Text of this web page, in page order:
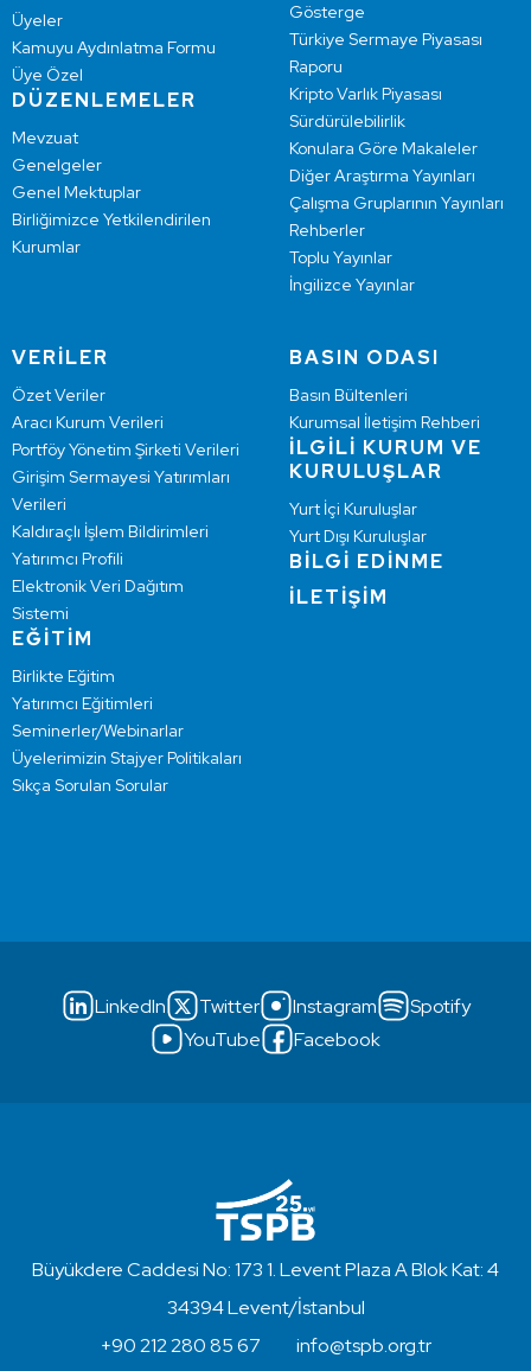
Üyeler
Kamuyu Aydınlatma Formu
Üye Özel
DÜZENLEMELER
Mevzuat
Genelgeler
Genel Mektuplar
Birliğimizce Yetkilendirilen
Kurumlar
Gösterge
Türkiye Sermaye Piyasası
Raporu
Kripto Varlık Piyasası
Sürdürülebilirlik
Konulara Göre Makaleler
Diğer Araştırma Yayınları
Çalışma Gruplarının Yayınları
Rehberler
Toplu Yayınlar
İngilizce Yayınlar
VERİLER
Özet Veriler
Aracı Kurum Verileri
Portföy Yönetim Şirketi Verileri
Girişim Sermayesi Yatırımları
Verileri
Kaldıraçlı İşlem Bildirimleri
Yatırımcı Profili
Elektronik Veri Dağıtım
Sistemi
EĞİTİM
Birlikte Eğitim
Yatırımcı Eğitimleri
Seminerler/Webinarlar
Üyelerimizin Stajyer Politikaları
Sıkça Sorulan Sorular
BASIN ODASI
Basın Bültenleri
Kurumsal İletişim Rehberi
İLGİLİ KURUM VE
KURULUŞLAR
Yurt İçi Kuruluşlar
Yurt Dışı Kuruluşlar
BİLGİ EDİNME
İLETİŞİM
LinkedIn Twitter Instagram
Spotify
YouTube
Facebook
Büyükdere Caddesi No: 173 1. Levent Plaza A Blok Kat: 4
34394 Levent/İstanbul
+90 212 280 85 67
info@tspb.org.tr